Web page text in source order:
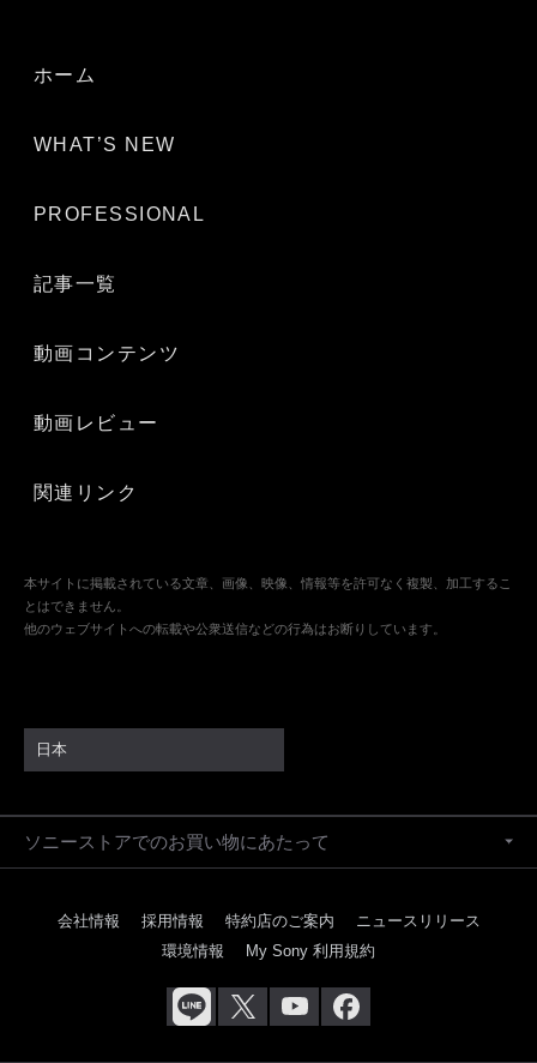
ホーム
WHAT’S NEW
PROFESSIONAL
記事一覧
動画コンテンツ
動画レビュー
関連リンク
本サイトに掲載されている文章、画像、映像、情報等を許可なく複製、加工するこ
とはできません。
他のウェブサイトへの転載や公衆送信などの行為はお断りしています。
日本
ソニーストアでのお買い物にあたって
会社情報 採用情報 特約店のご案内
ニュースリリース
環境情報
My Sony 利用規約